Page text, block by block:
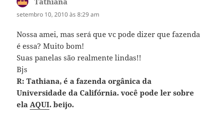
setembro 10, 2010 às 8:29 am
Nossa amei, mas será que vc pode dizer que fazenda
é essa? Muito bom!
Suas panelas são realmente lindas!!
Bjs
R: Tathiana, é a fazenda orgânica da
Universidade da Califórnia. você pode ler sobre
elaAQUI. beijo.